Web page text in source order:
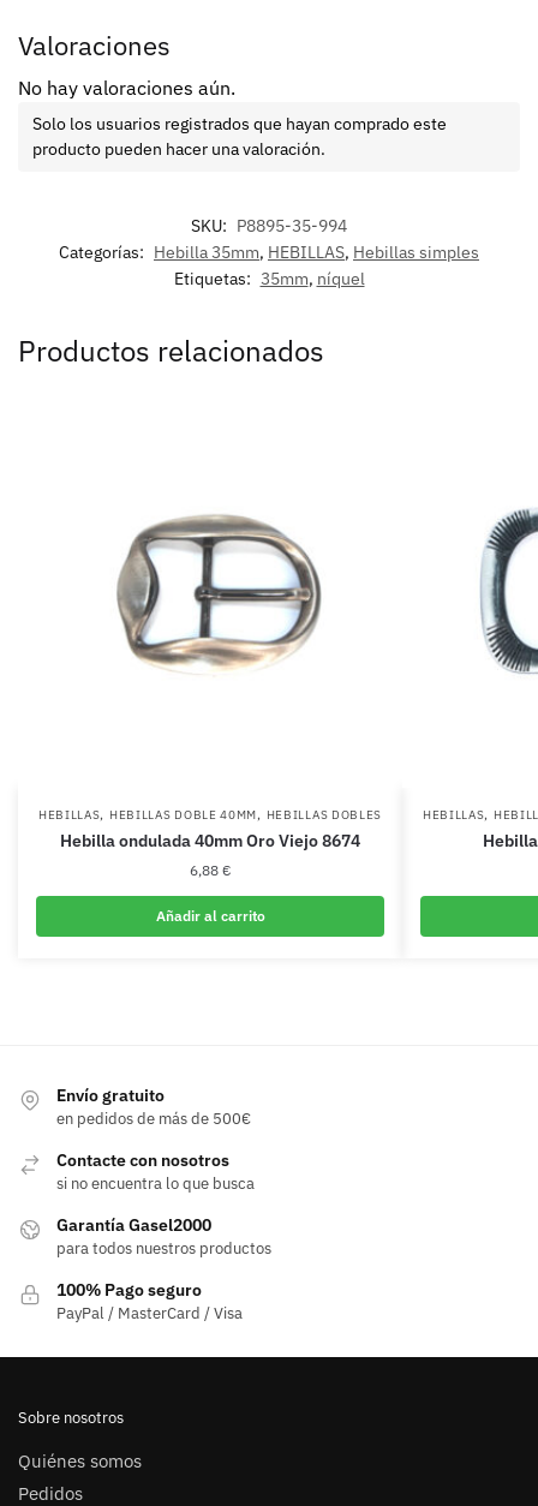
Valoraciones
No hay valoraciones aún.
Solo los usuarios registrados que hayan comprado este
producto pueden hacer una valoración.
SKU: P8895-35-994
Categorías: Hebilla 35mm, HEBILLAS, Hebillas simples
Etiquetas: 35mm, níquel
Productos relacionados
HEBILLAS, HEBILLAS DOBLE 40MM, HEBILLAS DOBLES
Hebilla ondulada 40mm Oro Viejo 8674
6,88 €
Añadir al carrito
HEBILLAS,
Envío gratuito
en pedidos de más de 500€
Contacte con nosotros
si no encuentra lo que busca
Garantía Gasel2000
para todos nuestros productos
100% Pago seguro
PayPal / MasterCard / Visa
Sobre nosotros
Quiénes somos
Pedidos